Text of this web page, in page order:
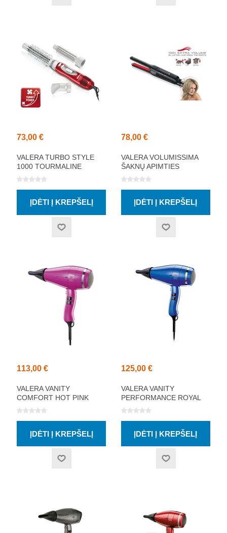
73,00 €
VALERA TURBO STYLE
1000 TOURMALINE
KARŠTO ORO PLAUKŲ
78,00 €
VALERA VOLUMISSIMA
ŠAKNŲ APIMTIES
GOFRUOTUVAS
113,00 €
VALERA VANITY
COMFORT HOT PINK
PLAUKŲ DŽIOVINTUVAS
125,00 €
VALERA VANITY
PERFORMANCE ROYAL
BLUE PLAUKŲ